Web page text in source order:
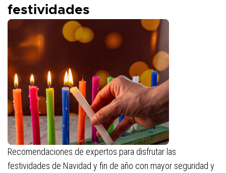
festividades
Recomendaciones de expertos para disfrutar las
festividades de Navidad y fin de año con mayor seguridad y